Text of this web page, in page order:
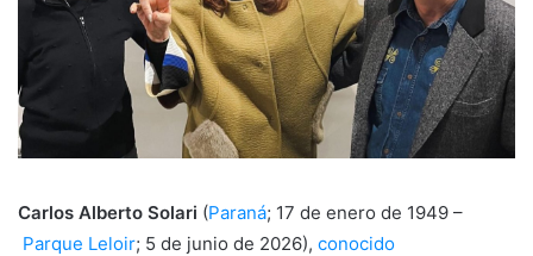
Carlos Alberto Solari (Paraná; 17 de enero de 1949 –
Parque Leloir; 5 de junio de 2026), conocido